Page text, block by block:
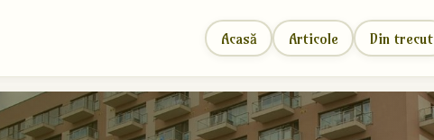
Acasă Articole Din trecut